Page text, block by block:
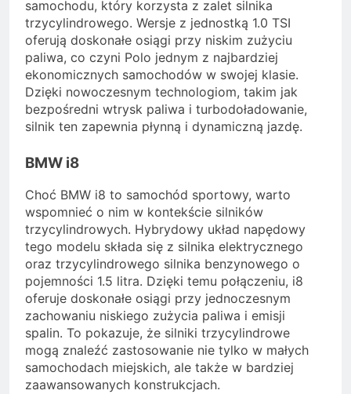
samochodu, który korzysta z zalet silnika
trzycylindrowego. Wersje z jednostką 1.0 TSI
oferują doskonałe osiągi przy niskim zużyciu
paliwa, co czyni Polo jednym z najbardziej
ekonomicznych samochodów w swojej klasie.
Dzięki nowoczesnym technologiom, takim jak
bezpośredni wtrysk paliwa i turbodoładowanie,
silnik ten zapewnia płynną i dynamiczną jazdę.
BMW i8
Choć BMW i8 to samochód sportowy, warto
wspomnieć o nim w kontekście silników
trzycylindrowych. Hybrydowy układ napędowy
tego modelu składa się z silnika elektrycznego
oraz trzycylindrowego silnika benzynowego o
pojemności 1.5 litra. Dzięki temu połączeniu, i8
oferuje doskonałe osiągi przy jednoczesnym
zachowaniu niskiego zużycia paliwa i emisji
spalin. To pokazuje, że silniki trzycylindrowe
mogą znaleźć zastosowanie nie tylko w małych
samochodach miejskich, ale także w bardziej
zaawansowanych konstrukcjach.